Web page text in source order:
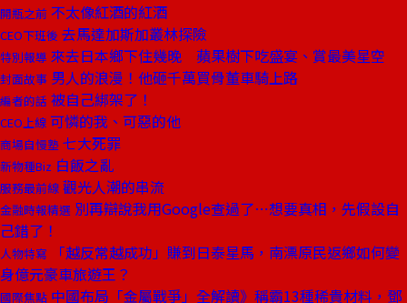
開瓶之前 不太像紅酒的紅酒
CEO下班後 去馬達加斯加叢林探險
特別報導 來去日本鄉下住幾晚 蘋果樹下吃盛宴、賞最美星空
封面故事 男人的浪漫！他砸千萬買骨董車騎上路
編者的話 被自己綁架了！
CEO上線 可憐的我、可惡的他
商場自慢塾 七大死罪
新物種Biz 白飯之亂
服務最前線 觀光人潮的串流
金融時報精選 別再辯說我用Google查過了⋯想要真相，先假設自
己錯了！
人物特寫
「越反常越成功」賺到日泰星馬，南漂原民返鄉如何變
身億元豪車旅遊王？
國際焦點 中國布局「金屬戰爭」全解讀》稱霸13種稀貴材料，鄧